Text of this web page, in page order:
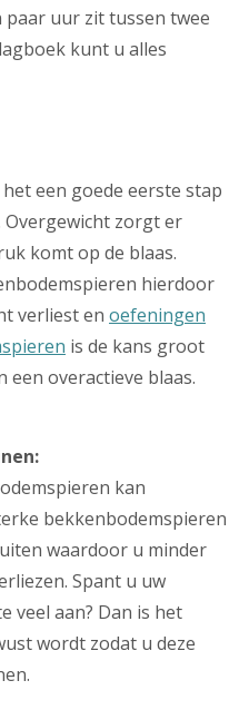
uur zit tussen twee
kunt u alles
een goede eerste stap
Overgewicht zorgt er
komt op de blaas.
hierdoor
verliest en oefeningen
is de kans groot
een overactieve blaas.
kan
bekkenbodemspieren
waardoor u minder
Spant u uw
veel aan? Dan is het
wordt zodat u deze